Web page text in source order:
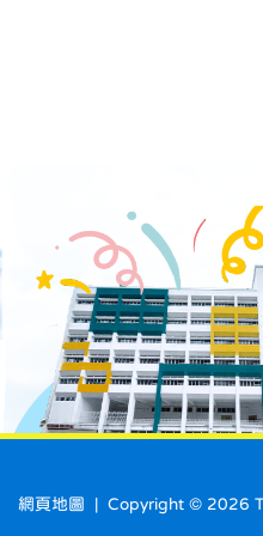
網頁地圖 | Copyright © 2026